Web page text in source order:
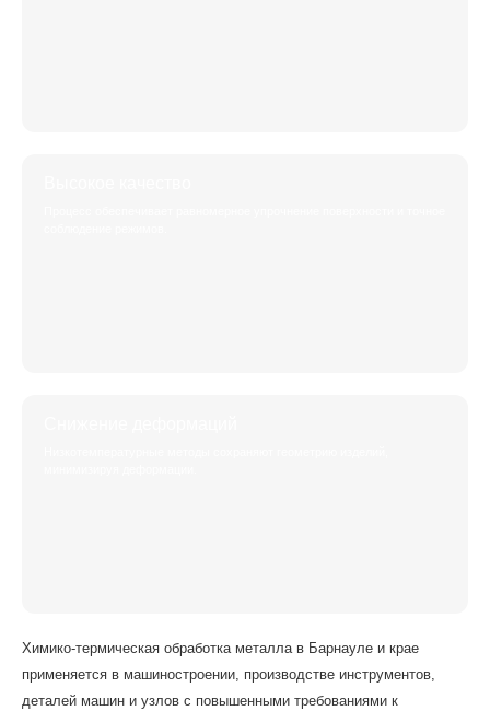
Химико-термическая обработка металла в Барнауле и крае
применяется в машиностроении, производстве инструментов,
деталей машин и узлов с повышенными требованиями к